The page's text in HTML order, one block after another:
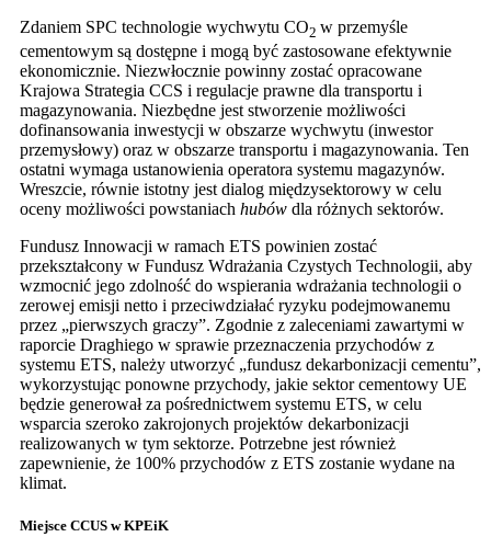
Zdaniem SPC technologie wychwytu CO2 w przemyśle
cementowym są dostępne i mogą być zastosowane efektywnie
ekonomicznie. Niezwłocznie powinny zostać opracowane
Krajowa Strategia CCS i regulacje prawne dla transportu i
magazynowania. Niezbędne jest stworzenie możliwości
dofinansowania inwestycji w obszarze wychwytu (inwestor
przemysłowy) oraz w obszarze transportu i magazynowania. Ten
ostatni wymaga ustanowienia operatora systemu magazynów.
Wreszcie, równie istotny jest dialog międzysektorowy w celu
oceny możliwości powstaniach hubów dla różnych sektorów.
Fundusz Innowacji w ramach ETS powinien zostać
przekształcony w Fundusz Wdrażania Czystych Technologii, aby
wzmocnić jego zdolność do wspierania wdrażania technologii o
zerowej emisji netto i przeciwdziałać ryzyku podejmowanemu
przez „pierwszych graczy”. Zgodnie z zaleceniami zawartymi w
raporcie Draghiego w sprawie przeznaczenia przychodów z
systemu ETS, należy utworzyć „fundusz dekarbonizacji cementu”,
wykorzystując ponowne przychody, jakie sektor cementowy UE
będzie generował za pośrednictwem systemu ETS, w celu
wsparcia szeroko zakrojonych projektów dekarbonizacji
realizowanych w tym sektorze. Potrzebne jest również
zapewnienie, że 100% przychodów z ETS zostanie wydane na
klimat.
Miejsce CCUS w KPEiK